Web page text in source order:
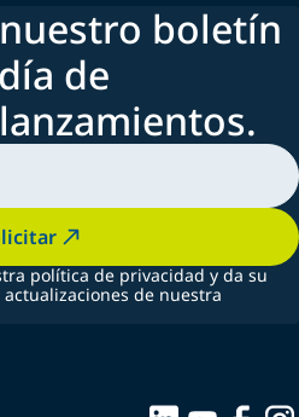
boletín
de
política de privacidad y da su
de nuestra